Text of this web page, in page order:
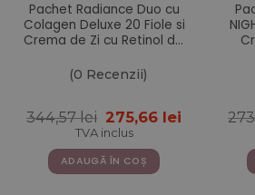
Pachet Radiance Duo cu
Colagen Deluxe 20 Fiole si
Crema de Zi cu Retinol din
(0 Recenzii)
344,57lei Prețul
inițial
a
fost:
344,57 lei.
275,66 leiPrețul
275,66 lei.
TVA inclus
ADAUGĂ ÎN COȘ